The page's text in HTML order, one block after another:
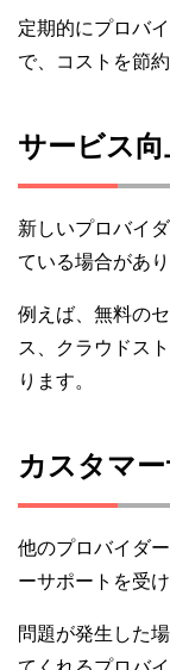
定期的にプロバ
で、コストを節
サービス向
新しいプロバイ
ている場合があり
例えば、無料の
ス、クラウドス
ります。
カスタマ
他のプロバイダ
ーサポートを受
問題が発生した